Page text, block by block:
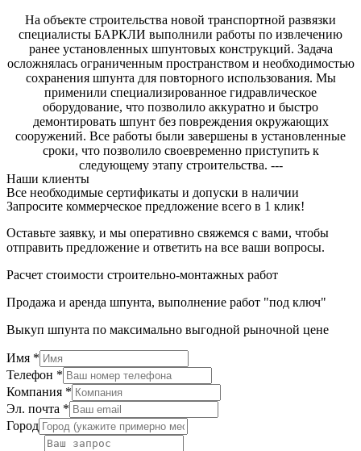
На объекте строительства новой транспортной развязки
специалисты БАРКЛИ выполнили работы по извлечению
ранее установленных шпунтовых конструкций. Задача
осложнялась ограниченным пространством и необходимостью
сохранения шпунта для повторного использования. Мы
применили специализированное гидравлическое
оборудование, что позволило аккуратно и быстро
демонтировать шпунт без повреждения окружающих
сооружений. Все работы были завершены в установленные
сроки, что позволило своевременно приступить к
следующему этапу строительства. ---
Наши клиенты
Все необходимые сертификаты и допуски в наличии
Запросите коммерческое предложение всего в 1 клик!
Оставьте заявку, и мы оперативно свяжемся с вами, чтобы
отправить предложение и ответить на все ваши вопросы.
Расчет стоимости строительно-монтажных работ
Продажа и аренда шпунта, выполнение работ "под ключ"
Выкуп шпунта по максимально выгодной рыночной цене
Имя *
Телефон *
Компания *
Эл. почта *
Город